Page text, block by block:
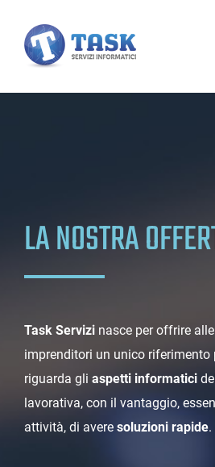
contenuto
LA NOSTRA
Task Servizinasce per offrire
imprenditori un unico riferimento
riguarda gli aspetti informatici
lavorativa, con il vantaggio,
attività, di avere soluzioni rapide.